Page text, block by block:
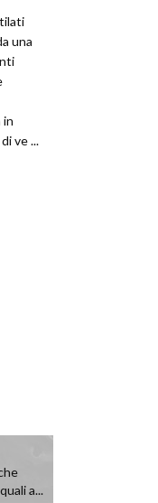
una
in
ve ...
a...